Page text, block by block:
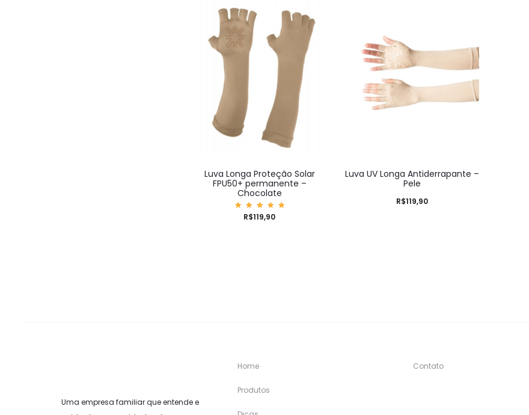
Luva Longa Proteção Solar
FPU50+ permanente –
Chocolate
Avaliaç
ão
R$119,90
Luva UV Longa Antiderrapante –
Pele
R$119,90
Uma empresa familiar que entende e
Home
Produtos
Contato